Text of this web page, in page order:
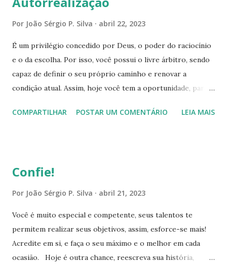
Por João Sérgio P. Silva abril 22, 2023
É um privilégio concedido por Deus, o poder do raciocínio
e o da escolha. Por isso, você possui o livre árbitro, sendo
capaz de definir o seu próprio caminho e renovar a
condição atual. Assim, hoje você tem a oportunidade, para
outro projeto, e desbravar novos horizontes. Desenvolva
concluir plenamente o seu objetivo. Encare os obstáculos
convicção que vai conseguir ultrapassar esses percalços.
Apresente aos obstáculos, a enorme competência que foi
agraciado por Deus, seja persistente, criativo e calmo
diante de cada adversidade, faça transparecer a
COMPARTILHAR POSTAR UM COMENTÁRIO LEIA MAIS
Confie!
Por João Sérgio P. Silva abril 21, 2023
Você é muito especial e competente, seus talentos te
permitem realizar seus objetivos, assim, esforce-se mais!
Acredite em si, e faça o seu máximo e o melhor em cada
ocasião. Hoje é outra chance, reescreva sua história,